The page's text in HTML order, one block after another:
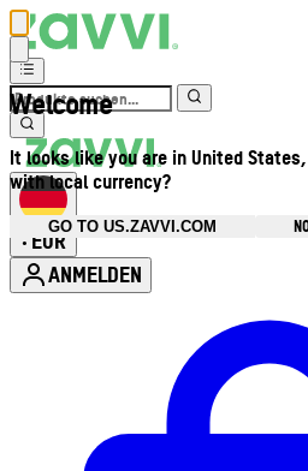
Welcome
It looks like you are in United
with local currency?
GO TO US.ZAVVI.COM
• EUR
ANMELDEN